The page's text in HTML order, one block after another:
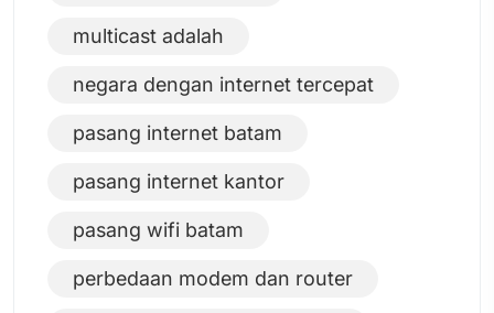
multicast adalah
negara dengan internet tercepat
pasang internet batam
pasang internet kantor
pasang wifi batam
perbedaan modem dan router